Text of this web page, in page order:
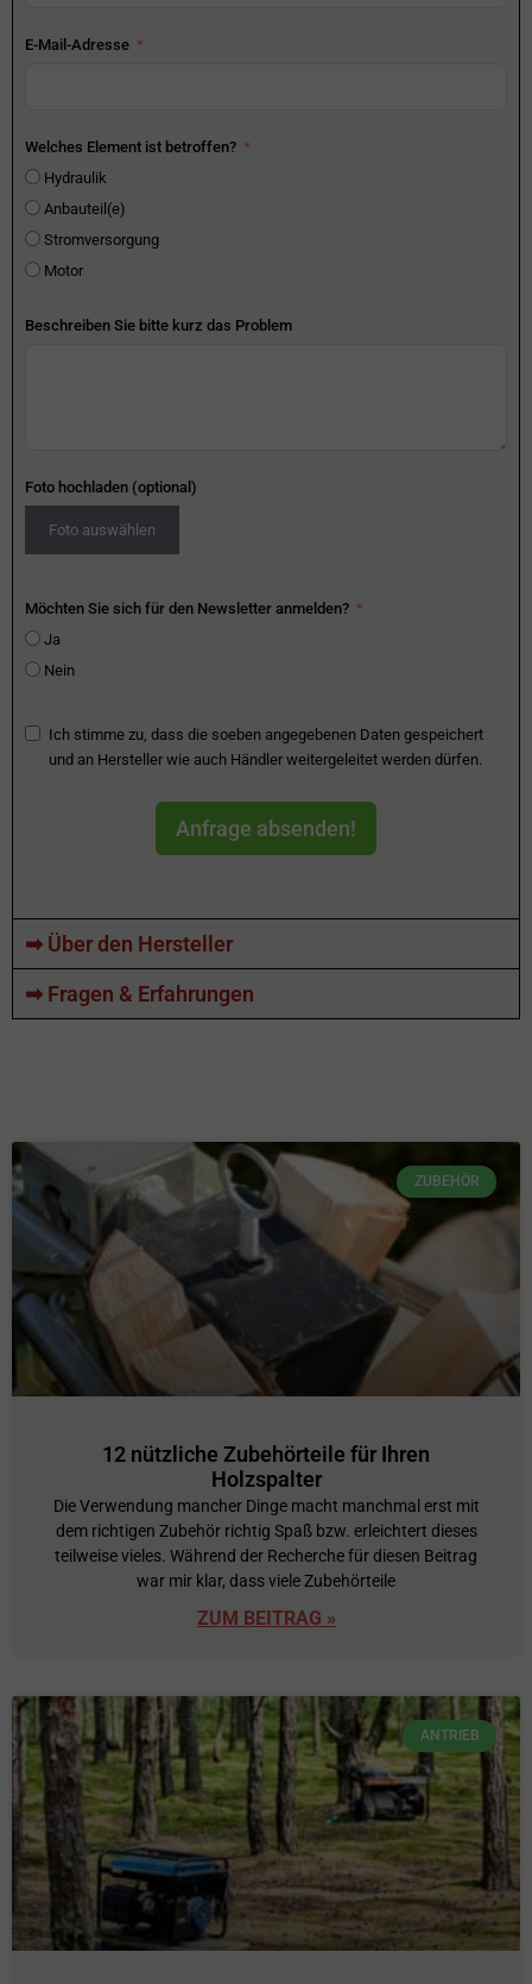
E-Mail-Adresse
Welches Element ist betroffen?
Hydraulik
Anbauteil(e)
Stromversorgung
Motor
Beschreiben Sie bitte kurz das Problem
Foto hochladen (optional)
Foto auswählen
Möchten Sie sich für den Newsletter anmelden?
Ja
Nein
Ich stimme zu, dass die soeben angegebenen Daten gespeichert
und an Hersteller wie auch Händler weitergeleitet werden dürfen.
Anfrage absenden!
➡ Über den Hersteller
➡ Fragen & Erfahrungen
ZUBEHÖR
12 nützliche Zubehörteile für Ihren
Holzspalter
Die Verwendung mancher Dinge macht manchmal erst mit
dem richtigen Zubehör richtig Spaß bzw. erleichtert dieses
teilweise vieles. Während der Recherche für diesen Beitrag
war mir klar, dass viele Zubehörteile
ZUM BEITRAG »
ANTRIEB